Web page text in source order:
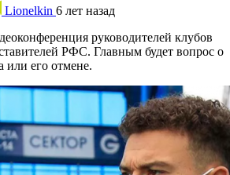
Lionelkin 6 лет назад
руководителей клубов
РФС. Главным будет вопрос о
или его отмене.